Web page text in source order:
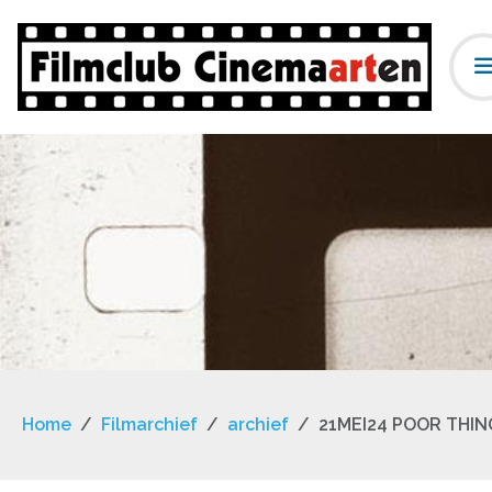
Home Filmarchief archief 21MEI24 POOR